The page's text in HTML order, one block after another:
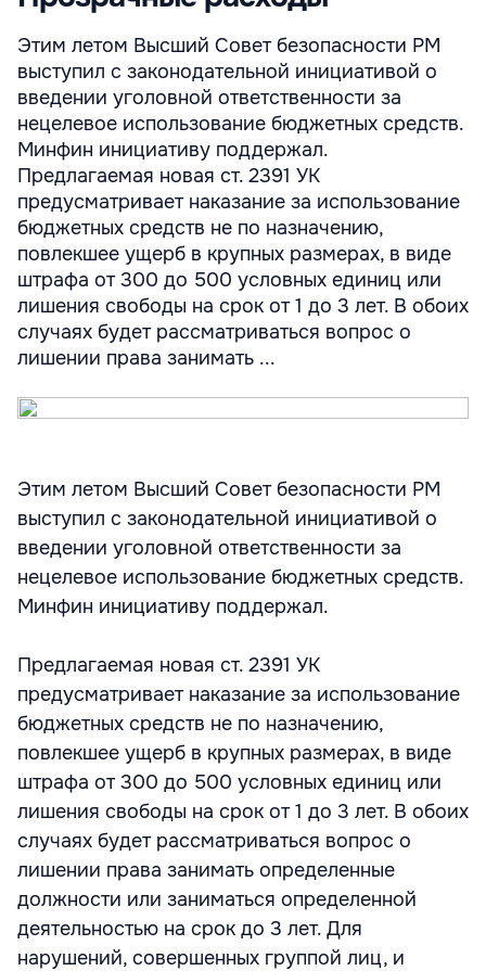
Этим летом Высший Совет безопасности РМ
выступил с законодательной инициативой о
введении уголовной ответственности за
нецелевое использование бюджетных средств.
Минфин инициативу поддержал.
Предлагаемая новая ст. 2391 УК
предусматривает наказание за использование
бюджетных средств не по назначению,
повлекшее ущерб в крупных размерах, в виде
штрафа от 300 до 500 условных единиц или
лишения свободы на срок от 1 до 3 лет. В обоих
случаях будет рассматриваться вопрос о
лишении права занимать ...
Этим летом Высший Совет безопасности РМ
выступил с законодательной инициативой о
введении уголовной ответственности за
нецелевое использование бюджетных средств.
Минфин инициативу поддержал.
Предлагаемая новая ст. 2391 УК
предусматривает наказание за использование
бюджетных средств не по назначению,
повлекшее ущерб в крупных размерах, в виде
штрафа от 300 до 500 условных единиц или
лишения свободы на срок от 1 до 3 лет. В обоих
случаях будет рассматриваться вопрос о
лишении права занимать определенные
должности или заниматься определенной
деятельностью на срок до 3 лет. Для
нарушений, совершенных группой лиц, и